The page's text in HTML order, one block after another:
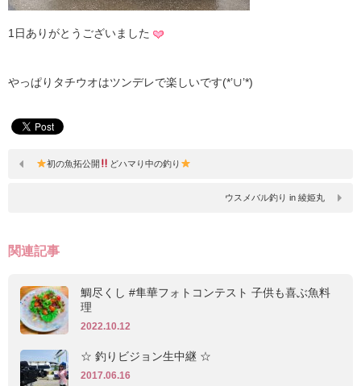
1日ありがとうございました
やっぱりタチウオはツンデレで楽しいです(*’∪’*)
初の魚拓公開 どハマり中の釣り
ウスメバル釣り in 綾姫丸
関連記事
鯛尽くし #隼華フォトコンテスト 子供も喜ぶ魚料
理
2022.10.12
☆ 釣りビジョン生中継 ☆
2017.06.16